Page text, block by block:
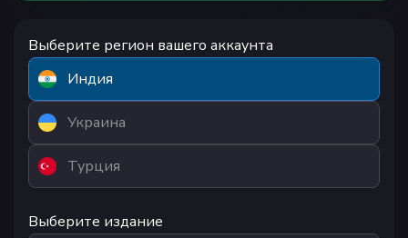
Выберите регион вашего аккаунта
Индия
Украина
Турция
Выберите издание